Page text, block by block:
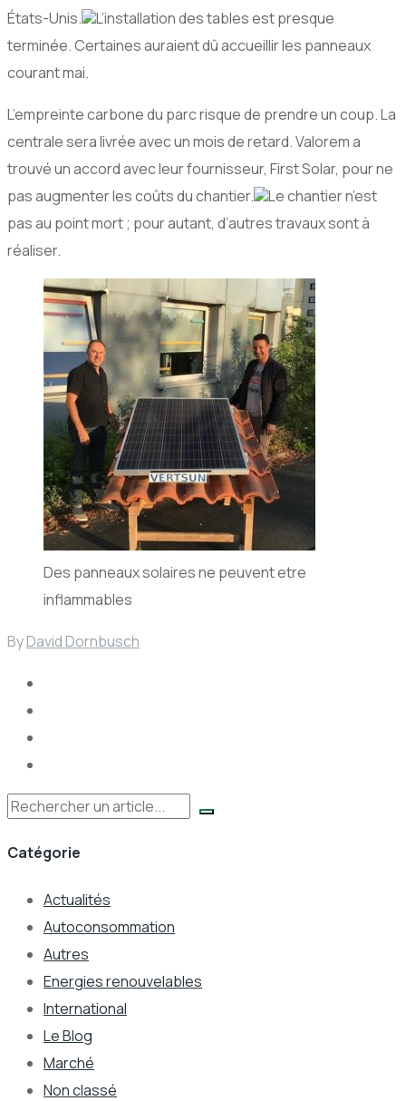
États-Unis.
L’installation des tables est presque
terminée. Certaines auraient dû accueillir les panneaux
courant mai.
L’empreinte carbone du parc risque de prendre un coup. La
centrale sera livrée avec un mois de retard. Valorem a
trouvé un accord avec leur fournisseur, First Solar, pour ne
pas augmenter les coûts du chantier.
Le chantier n’est
pas au point mort ; pour autant, d’autres travaux sont à
réaliser.
Des panneaux solaires ne peuvent etre
inflammables
ByDavid Dornbusch
Rechercher
Catégorie
Actualités
Autoconsommation
Autres
Energies renouvelables
International
Le Blog
Marché
Non classé